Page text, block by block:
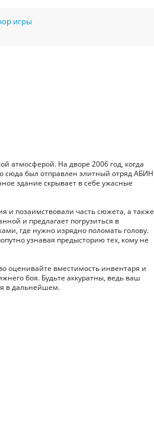
игры
атмосферой. На дворе 2006 год, когда
сюда был отправлен элитный отряд АБИН
здание скрывает в себе ужасные
и позаимствовали часть сюжета, а также
и предлагает погрузиться в
где нужно изрядно поломать голову.
узнавая предысторию тех, кому не
оценивайте вместимость инвентаря и
боя. Будьте аккуратны, ведь ваш
в дальнейшем.